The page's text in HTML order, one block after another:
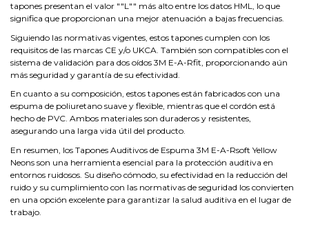
tapones presentan el valor ""L"" más alto entre los datos HML, lo que
significa que proporcionan una mejor atenuación a bajas frecuencias.
Siguiendo las normativas vigentes, estos tapones cumplen con los
requisitos de las marcas CE y/o UKCA. También son compatibles con el
sistema de validación para dos oídos 3M E-A-Rfit, proporcionando aún
más seguridad y garantía de su efectividad.
En cuanto a su composición, estos tapones están fabricados con una
espuma de poliuretano suave y flexible, mientras que el cordón está
hecho de PVC. Ambos materiales son duraderos y resistentes,
asegurando una larga vida útil del producto.
En resumen, los Tapones Auditivos de Espuma 3M E-A-Rsoft Yellow
Neons son una herramienta esencial para la protección auditiva en
entornos ruidosos. Su diseño cómodo, su efectividad en la reducción del
ruido y su cumplimiento con las normativas de seguridad los convierten
en una opción excelente para garantizar la salud auditiva en el lugar de
trabajo.